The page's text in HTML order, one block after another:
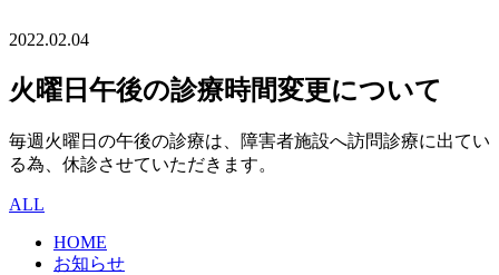
2022.02.04
火曜日午後の診療時間変更について
毎週火曜日の午後の診療は、障害者施設へ訪問診療に出てい
る為、休診させていただきます。
ALL
HOME
お知らせ